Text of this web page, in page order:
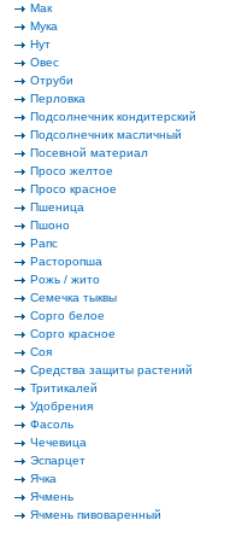
Мак
Мука
Нут
Овес
Отруби
Перловка
Подсолнечник кондитерский
Подсолнечник масличный
Посевной материал
Просо желтое
Просо красное
Пшеница
Пшоно
Рапс
Расторопша
Рожь / жито
Семечка тыквы
Сорго белое
Сорго красное
Соя
Средства защиты растений
Тритикалей
Удобрения
Фасоль
Чечевица
Эспарцет
Ячка
Ячмень
Ячмень пивоваренный